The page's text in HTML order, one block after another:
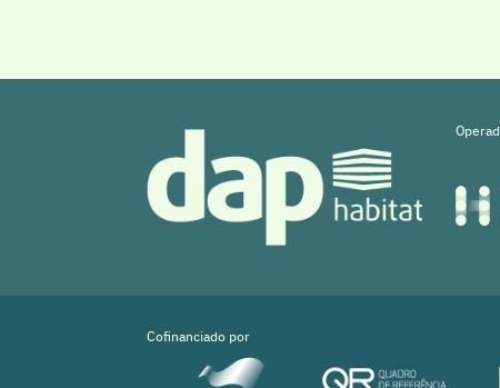
Cofinanciado por